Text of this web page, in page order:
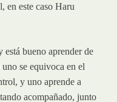
en este caso Haru
bueno aprender de
se equivoca en el
y uno aprende a
acompañado, junto